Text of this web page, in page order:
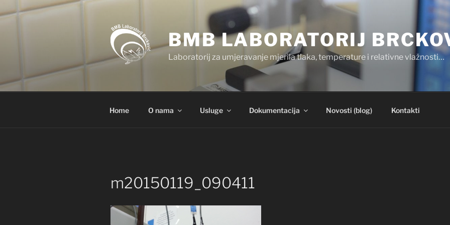
Preskoči
na
BMB LABORATORIJ
Laboratorij za umjeravanje mjerila tlaka, temperature i relativne vlažnosti…
Home O nama Usluge Dokumentacija Novosti (blog) Kontakti
m20150119_090411